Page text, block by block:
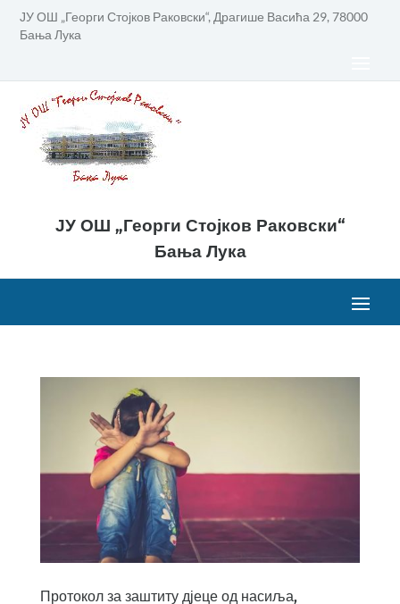
ЈУ ОШ „Георги Стојков Раковски“, Драгише Васића 29, 78000
Бања Лука
ЈУ ОШ „Георги Стојков Раковски“
Бања Лука
Протокол за заштиту дјеце од насиља,